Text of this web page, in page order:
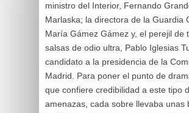
ministro del Interior, Fernando
Marlaska; la directora de la Guardia
María Gámez Gámez y, el perejil de
salsas de odio ultra, Pablo Iglesias
candidato a la presidencia de la
Madrid. Para poner el punto de
que confiere credibilidad a este tipo
amenazas, cada sobre llevaba unas